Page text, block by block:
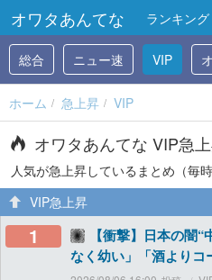
オワタあんてな ランキング
総合 ニュー速 VIP
ホーム 急上昇 VIP
オワタあんてな VIP急
人気が急上昇しているまとめ（毎時
VIP急上昇
1
【衝撃】日本の闇
なく幼い」「酒よりコ